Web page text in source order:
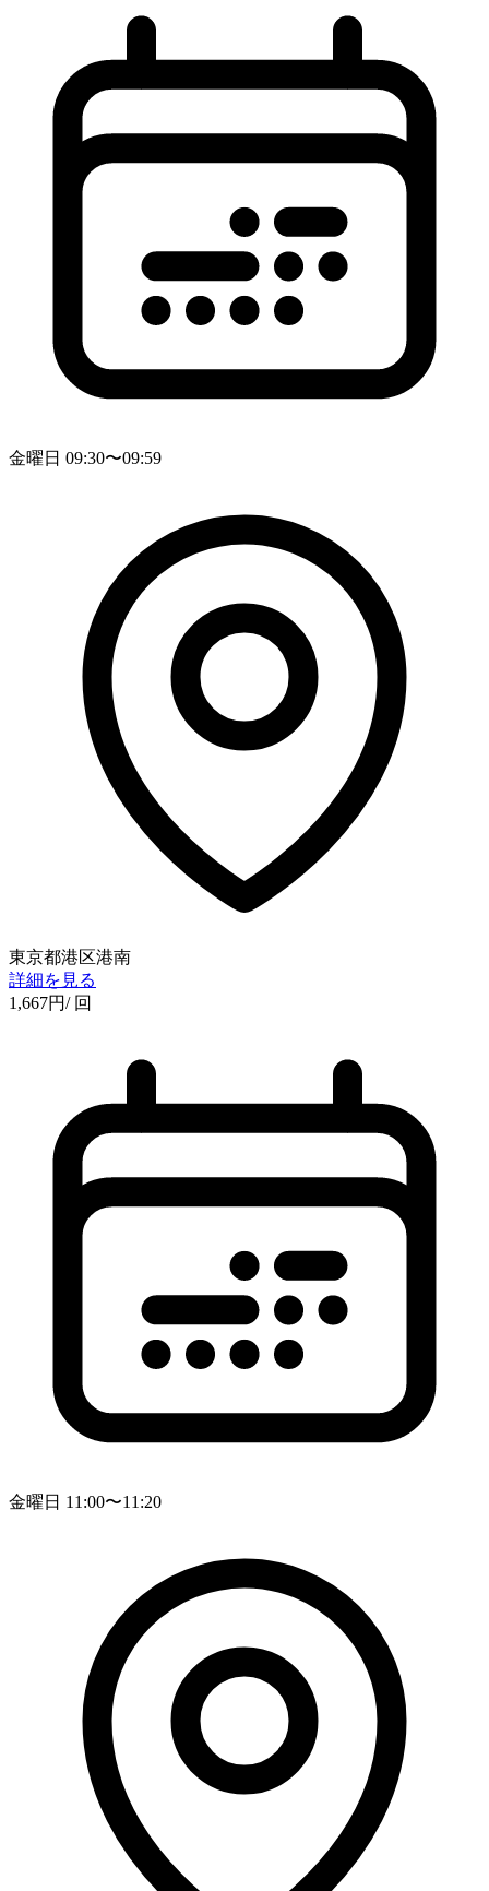
金曜日 09:30〜09:59
東京都港区港南
詳細を見る
1,667円/ 回
金曜日 11:00〜11:20